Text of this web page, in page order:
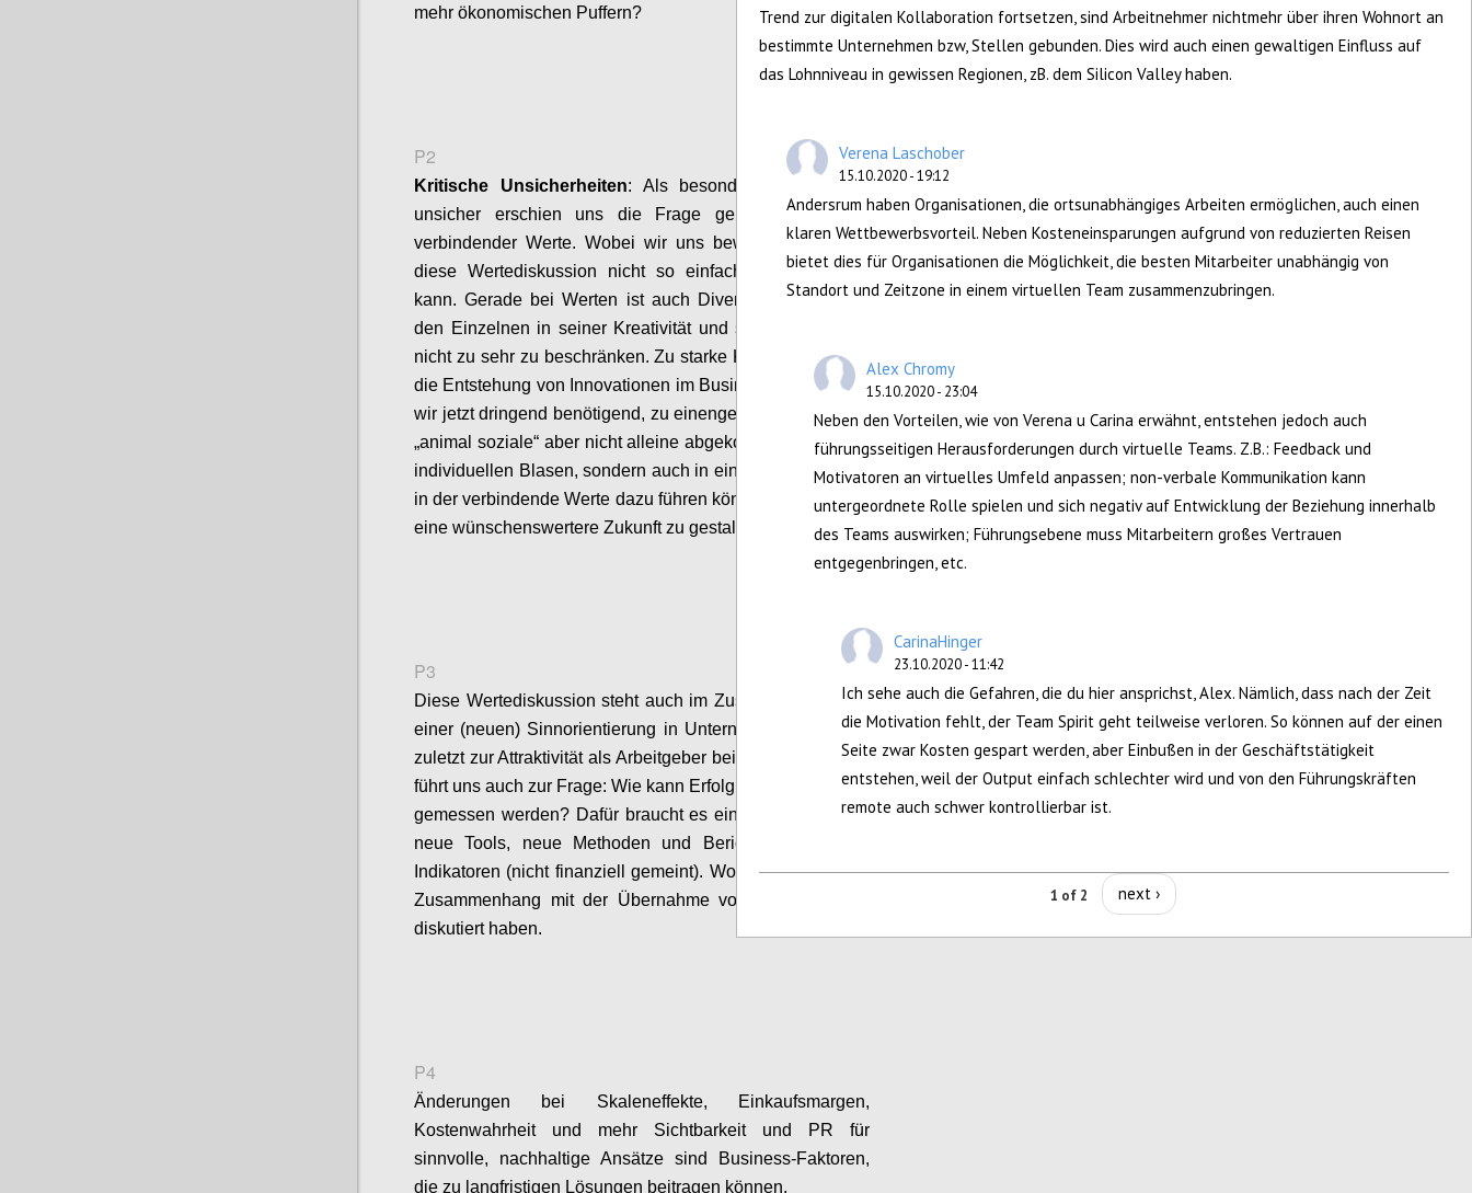
Configure
mehr ökonomischen Puffern?
P2
Configure
Kritische Unsicherheiten: Als besonders kritisch und
unsicher erschien uns die Frage gemeinsamerbzw.
verbindender Werte. Wobei wir uns bewusst sind, dass
diese Wertediskussion nicht so einfach gelöst werden
kann. Gerade bei Werten ist auch Diversität wichtig, um
den Einzelnen in seiner Kreativität und seiner Entfaltung
nicht zu sehr zu beschränken.Zu starke Konformität ist
die Entstehung von Innovationen im Business Bereich, die
wir jetzt dringend benötigend, zu einengend
Wir lebenals
„animal soziale“ aber nicht alleine abgekoppelt in unseren
individuellen Blasen, sondern auch in einer Gemeinschaft,
in der verbindende Werte dazu führen können, gemeinsam
eine wünschenswertere Zukunft zu gestalten.
P3
Diese Wertediskussion steht auch im Zusammenhang mit
einer (neuen) Sinnorientierung in Unternehmen, die nicht
zuletzt zurAttraktivität als Arbeitgeberbeitragen kann.
Das
führt uns auch zur Frage: Wie kann Erfolg neu definiert und
gemessen werden? Dafür braucht es eine n eue Balance,
neue Tools, neue Methoden und Bericht
Indikatoren (nicht finanziell gemeint). Wobei wiralldas in
Zusammenhang mit der Übernahmevon
diskutiert haben.
P4
Änderungen bei Skaleneffekte, Einkaufsmargen,
Kostenwahrheit und mehr Sichtbarkeit und PR für
sinnvolle, nachhaltige Ansätze sind Business-Faktoren,
die zu langfristigen Lösungen beitragen können.
Trend zur digitalen Kollaboration fortsetzen, sind Arbeitnehmer nichtmehr über ihren Wohnort an
bestimmte Unternehmen bzw, Stellen gebunden. Dies wird auch einen gewaltigen Einfluss auf
das Lohnniveau in gewissen Regionen, zB. dem Silicon Valley haben.
Verena Laschober
15.10.2020 - 19:12
Andersrum haben Organisationen, die ortsunabhängiges Arbeiten ermöglichen, auch einen
klaren Wettbewerbsvorteil. Neben Kosteneinsparungen aufgrund von reduzierten Reisen
bietet dies für Organisationen die Möglichkeit, die besten Mitarbeiter unabhängig von
Standort und Zeitzone in einem virtuellen Team zusammenzubringen.
Alex Chromy
15.10.2020 - 23:04
Neben den Vorteilen, wie von Verena u Carina erwähnt, entstehen jedoch auch
führungsseitigen Herausforderungen durch virtuelle Teams. Z.B.: Feedback und
Motivatoren an virtuelles Umfeld anpassen; non-verbale Kommunikation kann
untergeordnete Rolle spielen und sich negativ auf Entwicklung der Beziehung innerhalb
des Teams auswirken; Führungsebene muss Mitarbeitern großes Vertrauen
entgegenbringen, etc.
CarinaHinger
23.10.2020 - 11:42
Ich sehe auch die Gefahren, die du hier ansprichst, Alex. Nämlich, dass nach der Zeit
die Motivation fehlt, der Team Spirit geht teilweise verloren. So können auf der einen
Seite zwar Kosten gespart werden, aber Einbußen in der Geschäftstätigkeit
entstehen, weil der Output einfach schlechter wird und von den Führungskräften
remote auch schwer kontrollierbar ist.
1 of 2 next ›